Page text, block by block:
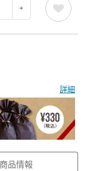
詳細
商品情報